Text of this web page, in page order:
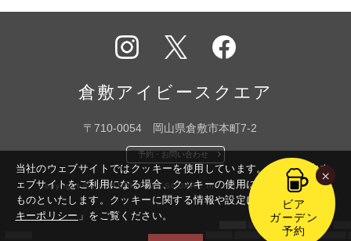
ビア
ガーデン
予約
×
タグラ
ム
スブッ
ク
倉敷アイビースクエア
〒710-0054 岡山県倉敷市本町7-2
予約・お問い合わせ
Copyright © KURASHIKI IVY SQUARE Inc. All Rights Reserved.
当社のウェブサイトではクッキーを使用しています。このまま本ウ
ェブサイトをご利用になる場合、クッキーの使用に同意いただいた
ものといたします。 クッキーに関する情報や設定については「
キーポリシー 」をご覧ください。